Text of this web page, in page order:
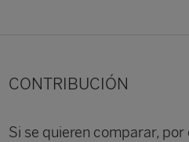
CONTRIBUCIÓN
Si se quieren comparar,